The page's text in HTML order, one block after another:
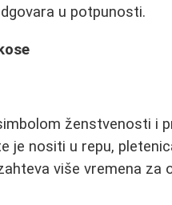
u potpunosti.
ženstvenosti i
je nositi u repu,
više vremena za